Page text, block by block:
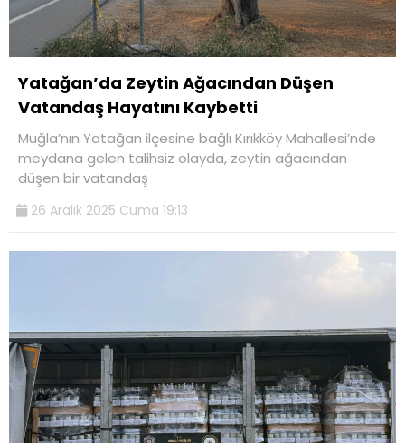
Yatağan’da Zeytin Ağacından Düşen
Vatandaş Hayatını Kaybetti
Muğla’nın Yatağan ilçesine bağlı Kırıkköy Mahallesi’nde
meydana gelen talihsiz olayda, zeytin ağacından
düşen bir vatandaş
26 Aralık 2025 Cuma 19:13